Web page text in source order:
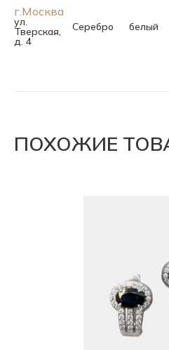
г.Москва
ул.
Тверская,
д. 4
Серебро белый
ПОХОЖИЕ